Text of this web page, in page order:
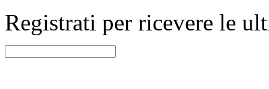
Registrati per ricevere le